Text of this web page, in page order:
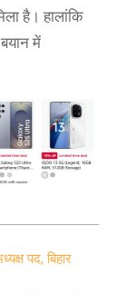
है। हालांकि
में
पद, बिहार